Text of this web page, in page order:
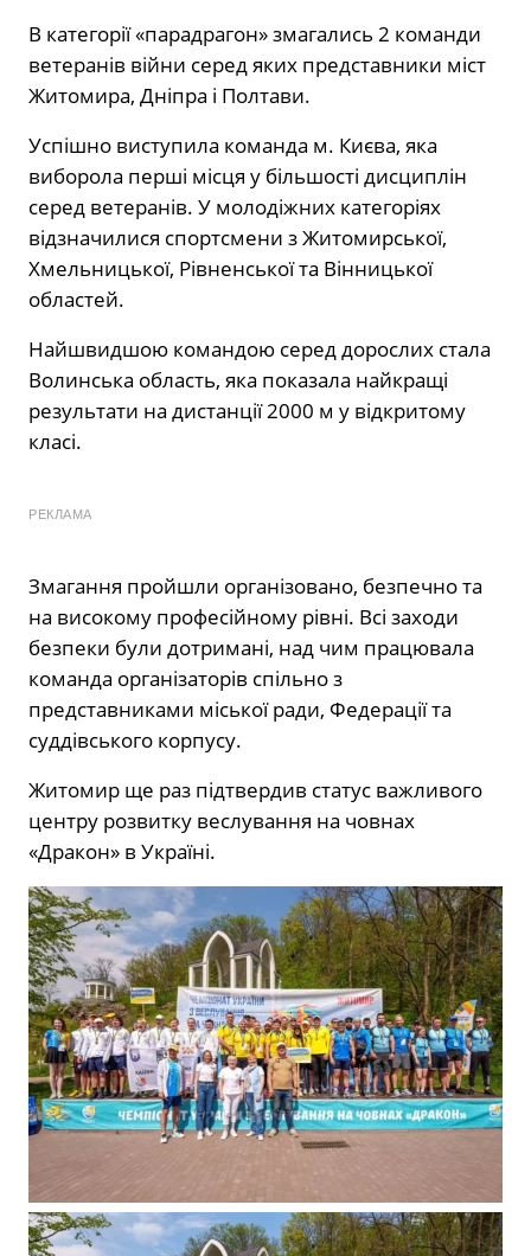
В категорії «парадрагон» змагались 2 команди
ветеранів війни серед яких представники міст
Житомира, Дніпра і Полтави.
Успішно виступила команда м. Києва, яка
виборола перші місця у більшості дисциплін
серед ветеранів. У молодіжних категоріях
відзначилися спортсмени з Житомирської,
Хмельницької, Рівненської та Вінницької
областей.
Найшвидшою командою серед дорослих стала
Волинська область, яка показала найкращі
результати на дистанції 2000 м у відкритому
класі.
РЕКЛАМА
Змагання пройшли організовано, безпечно та
на високому професійному рівні. Всі заходи
безпеки були дотримані, над чим працювала
команда організаторів спільно з
представниками міської ради, Федерації та
суддівського корпусу.
Житомир ще раз підтвердив статус важливого
центру розвитку веслування на човнах
«Дракон» в Україні.